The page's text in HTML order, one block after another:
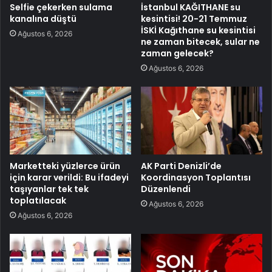
Selfie çekerken sulama
kanalına düştü
Ağustos 6, 2026
İstanbul KAĞITHANE su
kesintisi! 20-21 Temmuz
İSKİ Kağıthane su kesintisi
ne zaman bitecek, sular ne
zaman gelecek?
Ağustos 6, 2026
Marketteki yüzlerce ürün
için karar verildi: Bu ifadeyi
taşıyanlar tek tek
toplatılacak
Ağustos 6, 2026
AK Parti Denizli’de
Koordinasyon Toplantısı
Düzenlendi
Ağustos 6, 2026